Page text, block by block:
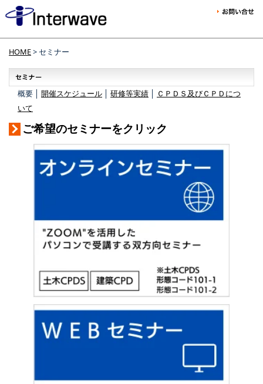
HOME> セミナー
概要 │ 開催スケジュール 研修等実績
ＣＰＤＳ及びＣＰＤにつ
いて
ご希望のセミナーをクリック